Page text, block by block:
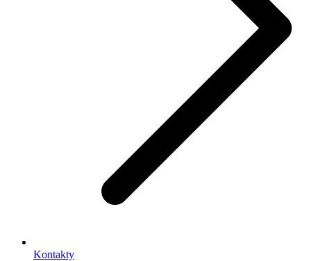
Kontakty